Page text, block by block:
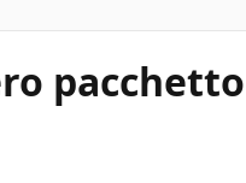
pacchetto